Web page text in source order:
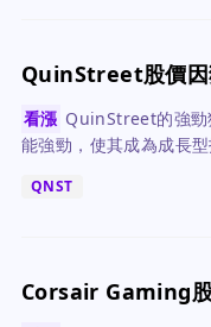
QuinStreet股價因
看漲 QuinStreet的強勁
能強勁，使其成為成長型
QNST
Corsair Gaming